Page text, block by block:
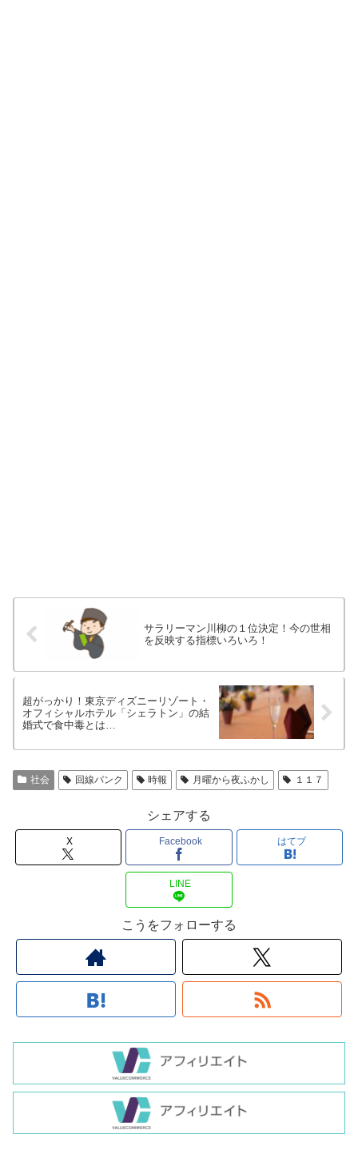
サラリーマン川柳の１位決定！今の世相
を反映する指標いろいろ！
超がっかり！東京ディズニーリゾート・
オフィシャルホテル「シェラトン」の結
婚式で食中毒とは…
社会 回線パンク 時報 月曜から夜ふかし １１７
シェアする
X Facebook はてブ
LINE
こうをフォローする